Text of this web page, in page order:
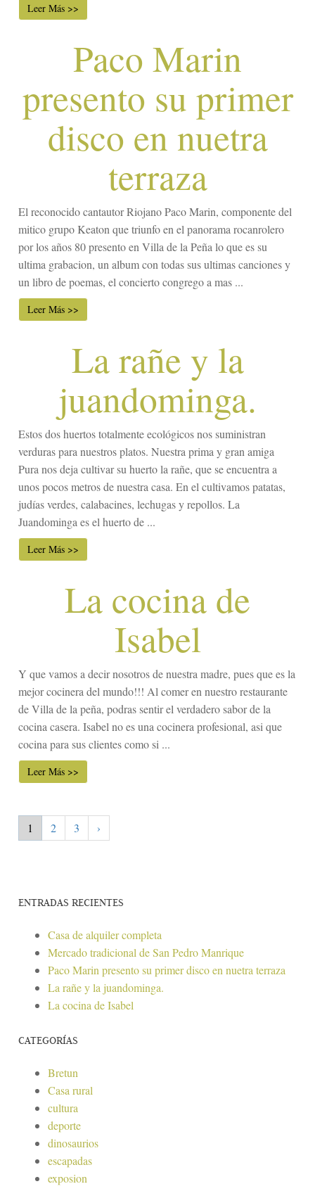
Leer Más >>
Paco Marin
presento su primer
disco en nuetra
terraza
El reconocido cantautor Riojano Paco Marin, componente del
mitico grupo Keaton que triunfo en el panorama rocanrolero
por los años 80 presento en Villa de la Peña lo que es su
ultima grabacion, un album con todas sus ultimas canciones y
un libro de poemas, el concierto congrego a mas ...
Leer Más >>
La rañe y la
juandominga.
Estos dos huertos totalmente ecológicos nos suministran
verduras para nuestros platos. Nuestra prima y gran amiga
Pura nos deja cultivar su huerto la rañe, que se encuentra a
unos pocos metros de nuestra casa. En el cultivamos patatas,
judías verdes, calabacines, lechugas y repollos. La
Juandominga es el huerto de ...
Leer Más >>
La cocina de
Isabel
Y que vamos a decir nosotros de nuestra madre, pues que es la
mejor cocinera del mundo!!! Al comer en nuestro restaurante
de Villa de la peña, podras sentir el verdadero sabor de la
cocina casera. Isabel no es una cocinera profesional, asi que
cocina para sus clientes como si ...
Leer Más >>
1 2 3 ›
ENTRADAS RECIENTES
Casa de alquiler completa
Mercado tradicional de San Pedro Manrique
Paco Marin presento su primer disco en nuetra terraza
La rañe y la juandominga.
La cocina de Isabel
CATEGORÍAS
Bretun
Casa rural
cultura
deporte
dinosaurios
escapadas
exposion